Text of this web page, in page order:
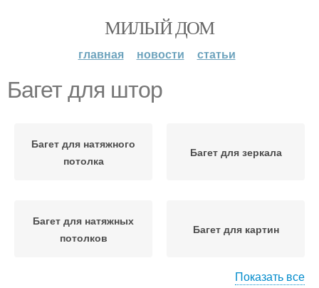
МИЛЫЙ ДОМ
главная новости статьи
Багет для штор
Багет для натяжного
потолка
Багет для зеркала
Багет для натяжных
потолков
Багет для картин
Показать все